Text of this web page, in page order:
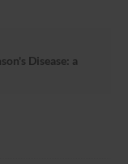
Disease: a